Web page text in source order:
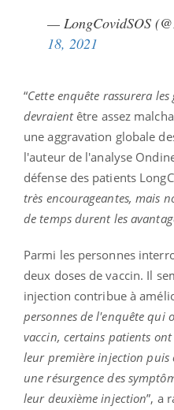
— LongCovidSOS
18, 2021
“Cette enquête rassurera
devraientêtre assez
une aggravation globale
l'auteur de l'analyse
défense des patients
très encourageantes, mais
de temps durent les
Parmi les personnes
deux doses de vaccin. Il
injection contribue à
personnes de l'enquête qui
vaccin, certains patients
leur première injection puis
une résurgence des
leur deuxième injection”, a